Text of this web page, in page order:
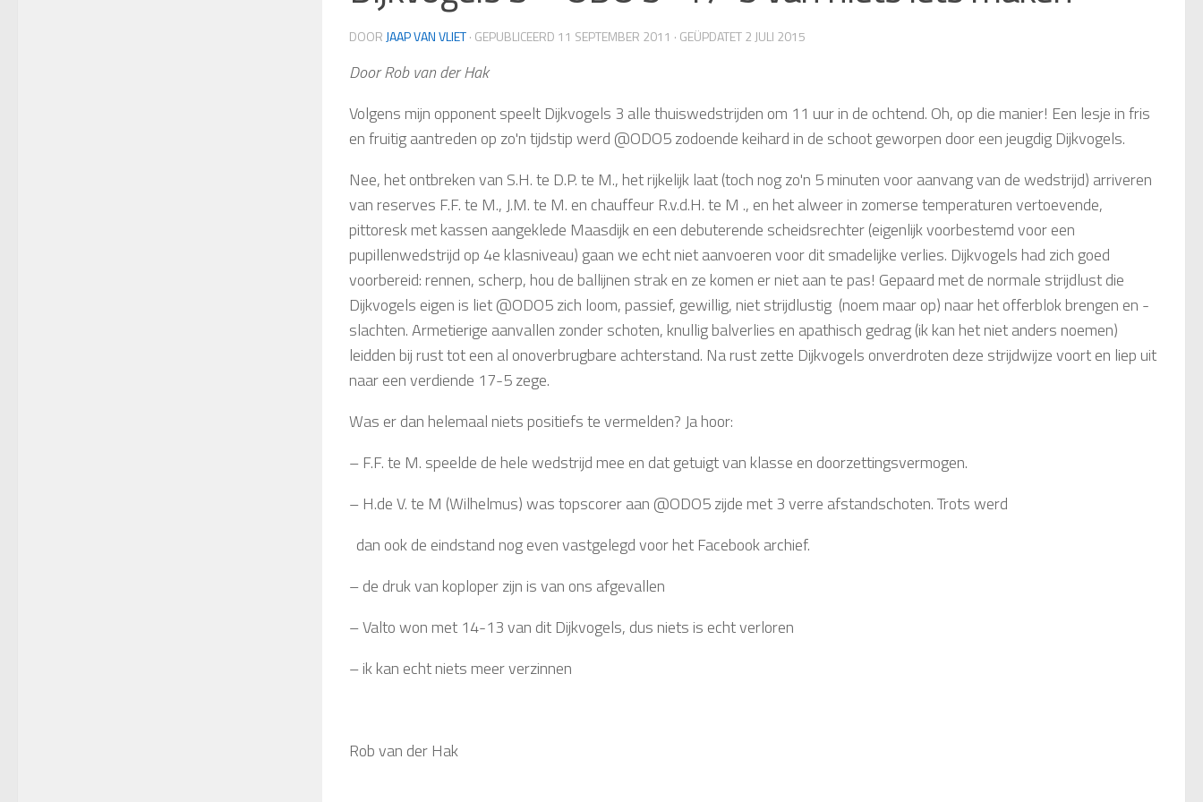
DOOR JAAP VAN VLIET· GEPUBLICEERD 11 SEPTEMBER 2011 · GEÜPDATET2 JULI 2015
Door Rob van der Hak
Volgens mijn opponent speelt Dijkvogels 3 alle thuiswedstrijden om 11 uur in de ochtend. Oh, op die manier! Een lesje in fris
en fruitig aantreden op zo'n tijdstip werd @ODO5 zodoende keihard in de schoot geworpen door een jeugdig Dijkvogels.
Nee, het ontbreken van S.H. te D.P. te M., het rijkelijk laat (toch nog zo'n 5 minuten voor aanvang van de wedstrijd) arriveren
van reserves F.F. te M., J.M. te M. en chauffeur R.v.d.H. te M ., en het alweer in zomerse temperaturen vertoevende,
pittoresk met kassen aangeklede Maasdijk en een debuterende scheidsrechter (eigenlijk voorbestemd voor een
pupillenwedstrijd op 4e klasniveau) gaan we echt niet aanvoeren voor dit smadelijke verlies. Dijkvogels had zich goed
voorbereid: rennen, scherp, hou de ballijnen strak en ze komen er niet aan te pas! Gepaard met de normale strijdlust die
Dijkvogels eigen is liet @ODO5 zich loom, passief, gewillig, niet strijdlustig (noem maar op) naar het offerblok brengen en -
slachten. Armetierige aanvallen zonder schoten, knullig balverlies en apathisch gedrag (ik kan het niet anders noemen)
leidden bij rust tot een al onoverbrugbare achterstand. Na rust zette Dijkvogels onverdroten deze strijdwijze voort en liep uit
naar een verdiende 17-5 zege.
Was er dan helemaal niets positiefs te vermelden? Ja hoor:
– F.F. te M. speelde de hele wedstrijd mee en dat getuigt van klasse en doorzettingsvermogen.
– H.de V. te M (Wilhelmus) was topscorer aan @ODO5 zijde met 3 verre afstandschoten. Trots werd
dan ook de eindstand nog even vastgelegd voor het Facebook archief.
– de druk van koploper zijn is van ons afgevallen
– Valto won met 14-13 van dit Dijkvogels, dus niets is echt verloren
– ik kan echt niets meer verzinnen
Rob van der Hak